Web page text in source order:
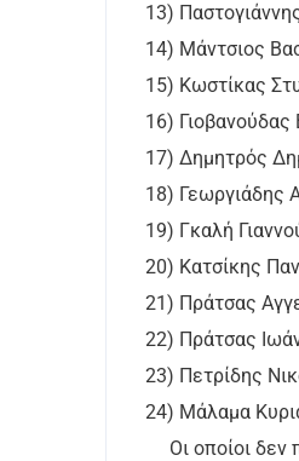
13)
14) Μάντσιος
15) Κωστίκας
16)
17) Δημητρός
18) Γεωργιάδης
19) Γκαλή
20) Κατσίκης
21) Πράτσας
22) Πράτσας
23) Πετρίδης
24) Μάλαμα
Οι οποίοι δεν